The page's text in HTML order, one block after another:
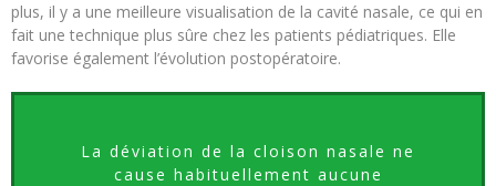
plus, il y a une meilleure visualisation de la cavité nasale, ce qui en
fait une technique plus sûre chez les patients pédiatriques. Elle
favorise également l’évolution postopératoire.
La déviation de la cloison nasale ne
cause habituellement aucune